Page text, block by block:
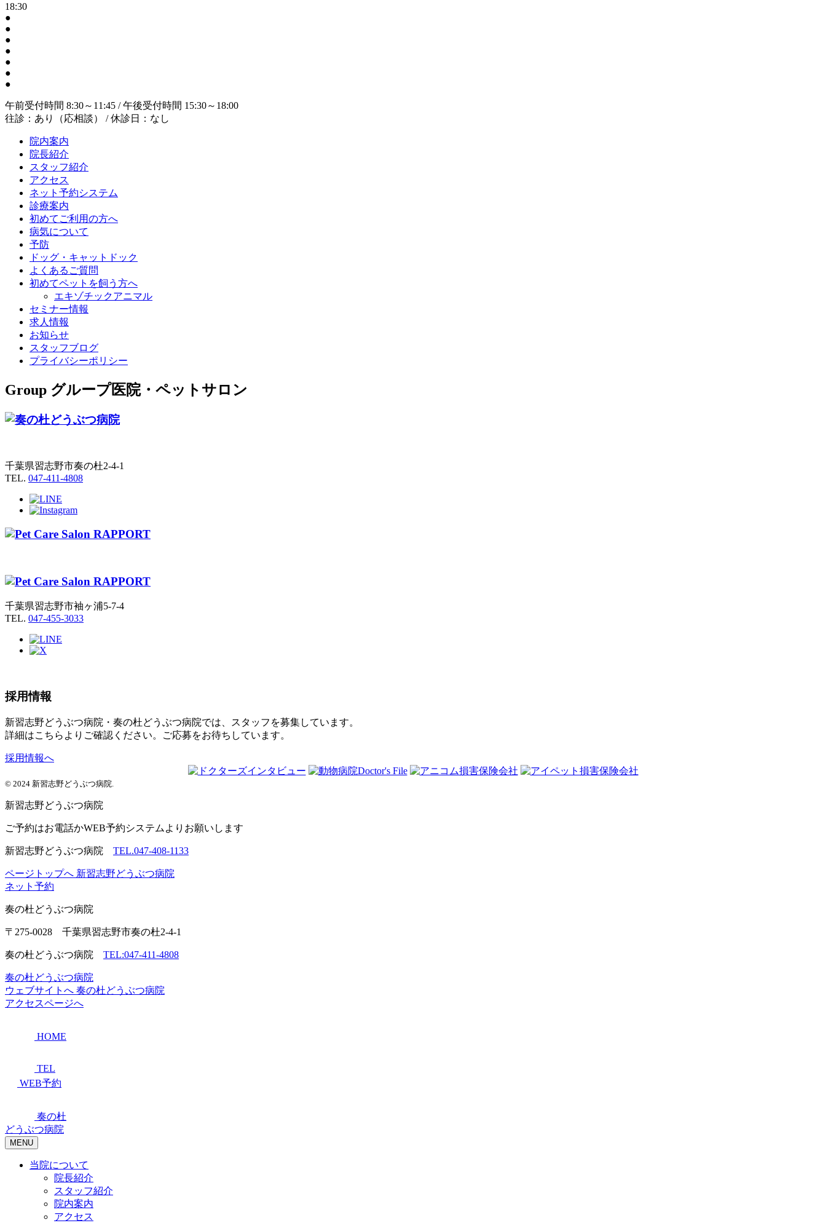
18:30
●
●
●
●
●
●
●
午前受付時間 8:30～11:45 / 午後受付時間 15:30～18:00
往診：あり（応相談） / 休診日：なし
院内案内
院長紹介
スタッフ紹介
アクセス
ネット予約システム
診療案内
初めてご利用の方へ
病気について
予防
ドッグ・キャットドック
よくあるご質問
初めてペットを飼う方へ
エキゾチックアニマル
セミナー情報
求人情報
お知らせ
スタッフブログ
プライバシーポリシー
Group グループ医院・ペットサロン
千葉県習志野市奏の杜2-4-1
TEL. 047-411-4808
千葉県習志野市袖ヶ浦5-7-4
TEL. 047-455-3033
採用情報
新習志野どうぶつ病院・奏の杜どうぶつ病院では、スタッフを募集しています。
詳細はこちらよりご確認ください。ご応募をお待ちしています。
採用情報へ
© 2024 新習志野どうぶつ病院.
新習志野どうぶつ病院
ご予約はお電話かWEB予約システムよりお願いします
新習志野どうぶつ病院 TEL.047-408-1133
ページトップへ 新習志野どうぶつ病院
ネット予約
奏の杜どうぶつ病院
〒275-0028 千葉県習志野市奏の杜2-4-1
奏の杜どうぶつ病院 TEL:047-411-4808
奏の杜どうぶつ病院
ウェブサイトへ 奏の杜どうぶつ病院
アクセスページへ
HOME
TEL
WEB予約
奏の杜
どうぶつ病院
MENU
当院について
院長紹介
スタッフ紹介
院内案内
アクセス